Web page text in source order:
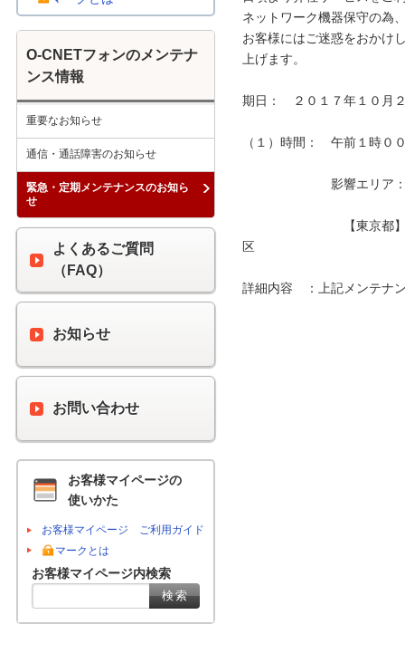
ネットワーク機器保守の為
お客様にはご迷惑をおかけ
上げます。
期日：　２０１７年１０月
（１）時間：　午前１時０
影響エリア：　下記
【東京都】　千代
詳細内容　：上記メンテナ
O-CNETフォンのメンテナ
ンス情報
重要なお知らせ
通信・通話障害のお知らせ
緊急・定期メンテナンスのお知ら
せ
よくあるご質問
（FAQ）
お知らせ
お問い合わせ
お客様マイページの
使いかた
お客様マイページ ご利用ガイド
マークとは
お客様マイページ内検索